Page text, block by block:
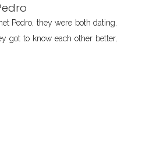
Pedro, they were both dating,
got to know each other better,